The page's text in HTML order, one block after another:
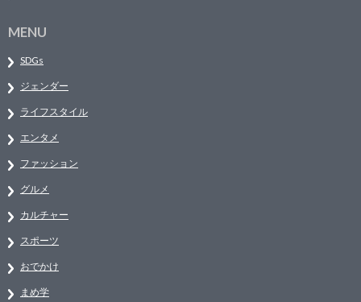
MENU
SDGs
ジェンダー
ライフスタイル
エンタメ
ファッション
グルメ
カルチャー
スポーツ
おでかけ
まめ学